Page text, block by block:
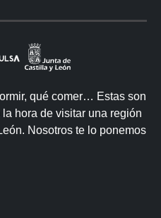
qué comer… Estas son
hora de visitar una región
Nosotros te lo ponemos